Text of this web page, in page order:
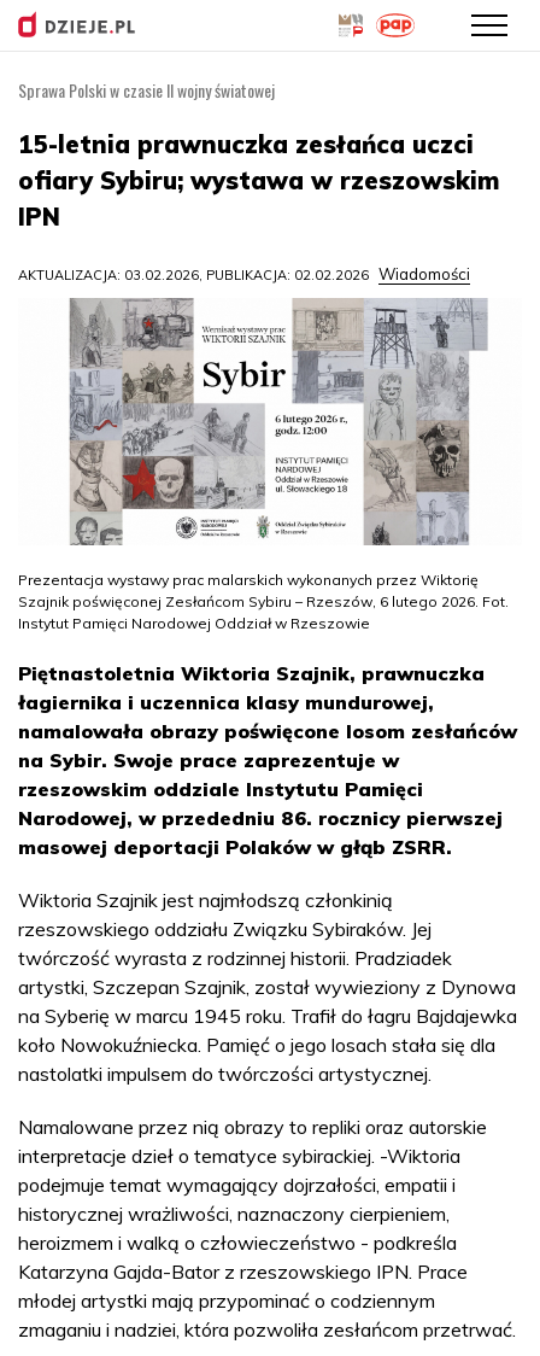
Przejdź
treści
Sprawa Polski w czasie II wojny światowej
15-letnia prawnuczka zesłańca uczci
ofiary Sybiru; wystawa w rzeszowskim
IPN
AKTUALIZACJA: 03.02.2026, PUBLIKACJA: 02.02.2026 Wiadomości
Prezentacja wystawy prac malarskich wykonanych przez Wiktorię
Szajnik poświęconej Zesłańcom Sybiru – Rzeszów, 6 lutego 2026. Fot.
Instytut Pamięci Narodowej Oddział w Rzeszowie
Piętnastoletnia Wiktoria Szajnik, prawnuczka
łagiernika i uczennica klasy mundurowej,
namalowała obrazy poświęcone losom zesłańców
na Sybir. Swoje prace zaprezentuje w
rzeszowskim oddziale Instytutu Pamięci
Narodowej, w przededniu 86. rocznicy pierwszej
masowej deportacji Polaków w głąb ZSRR.
Wiktoria Szajnik jest najmłodszą członkinią
rzeszowskiego oddziału Związku Sybiraków. Jej
twórczość wyrasta z rodzinnej historii. Pradziadek
artystki, Szczepan Szajnik, został wywieziony z Dynowa
na Syberię w marcu 1945 roku. Trafił do łagru Bajdajewka
koło Nowokuźniecka. Pamięć o jego losach stała się dla
nastolatki impulsem do twórczości artystycznej.
Namalowane przez nią obrazy to repliki oraz autorskie
interpretacje dzieł o tematyce sybirackiej. -Wiktoria
podejmuje temat wymagający dojrzałości, empatii i
historycznej wrażliwości, naznaczony cierpieniem,
heroizmem i walką o człowieczeństwo - podkreśla
Katarzyna Gajda-Bator z rzeszowskiego IPN. Prace
młodej artystki mają przypominać o codziennym
zmaganiu i nadziei, która pozwoliła zesłańcom przetrwać.